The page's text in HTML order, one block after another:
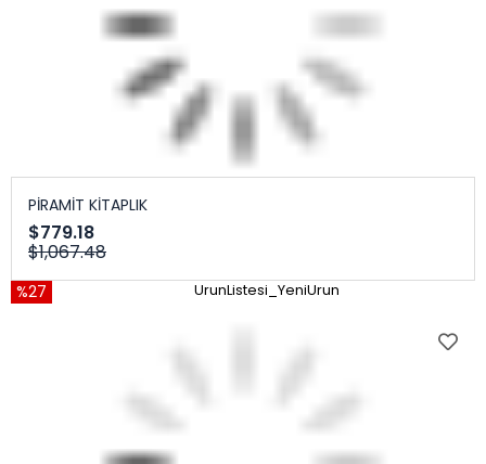
PİRAMİT KİTAPLIK
$779.18
$1,067.48
%27 UrunListesi_YeniUrun